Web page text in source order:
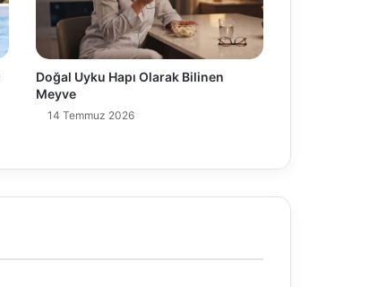
Doğal Uyku Hapı Olarak Bilinen
Meyve
14 Temmuz 2026